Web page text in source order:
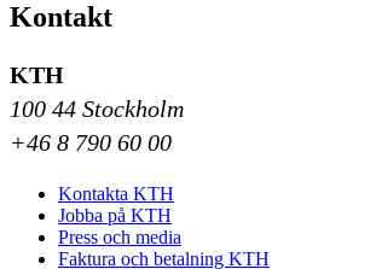
Kontakt
KTH
100 44 Stockholm
+46 8 790 60 00
Kontakta KTH
Jobba på KTH
Press och media
Faktura och betalning KTH